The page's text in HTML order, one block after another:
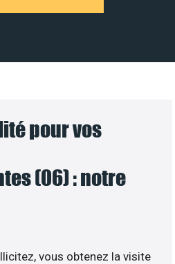
pour vos
(06) : notre
vous obtenez la visite